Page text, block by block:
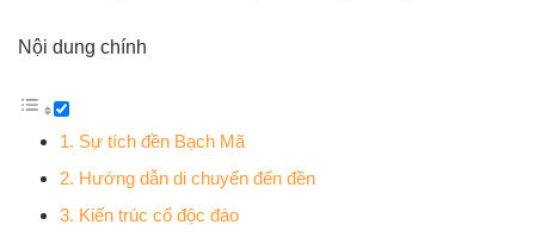
Nội dung chính
1. Sự tích đền Bạch Mã
2. Hướng dẫn di chuyển đến đền
3. Kiến trúc cổ độc đáo